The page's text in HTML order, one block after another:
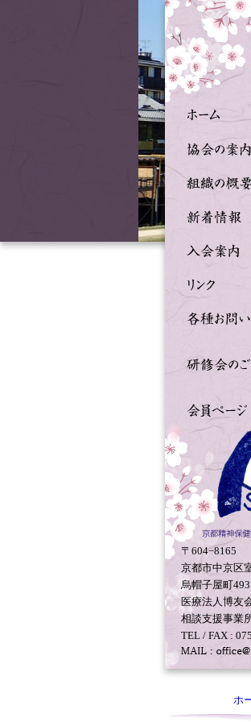
〒604−8165
京都市中京区
烏帽子屋町493
医療法人博友
相談支援事業
TEL / FAX :
ホ